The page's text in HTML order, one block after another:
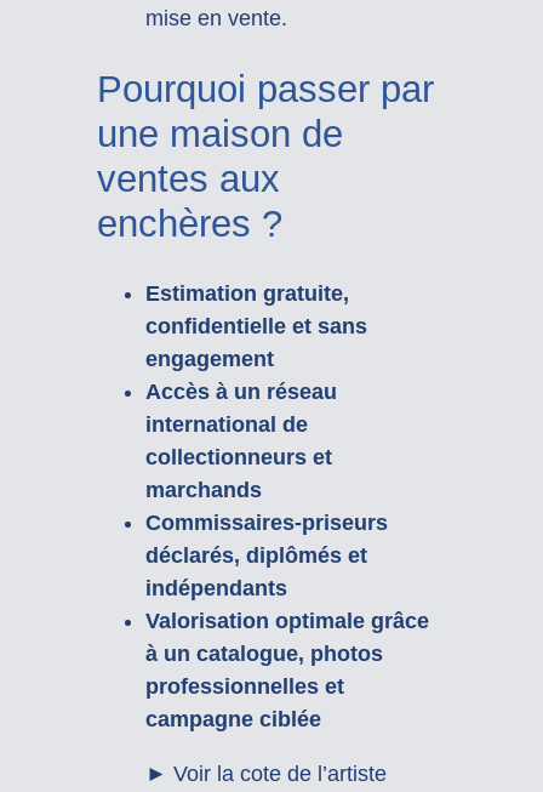
mise en vente.
Pourquoi passer par
une maison de
ventes aux
enchères ?
Estimation gratuite,
confidentielle et sans
engagement
Accès à un réseau
international de
collectionneurs et
marchands
Commissaires-priseurs
déclarés, diplômés et
indépendants
Valorisation optimale grâce
à un catalogue, photos
professionnelles et
campagne ciblée
► Voir la cote de l’artiste